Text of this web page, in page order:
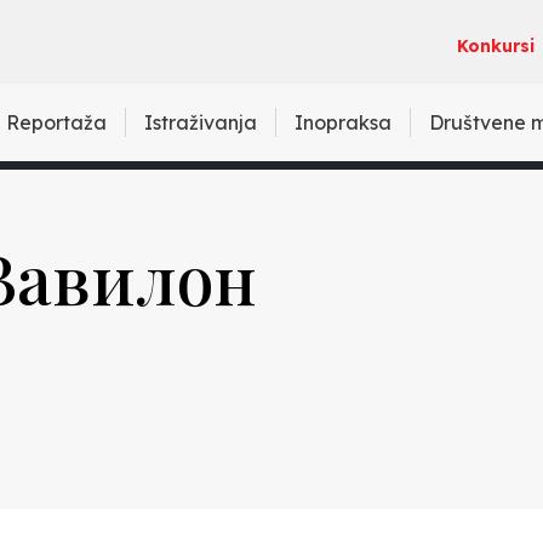
Konkursi
Reportaža Istraživanja Inopraksa Društvene